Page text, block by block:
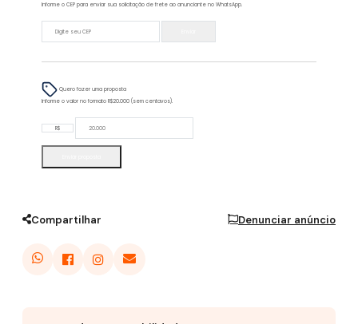
Informe o CEP para enviar sua solicitação de frete ao anunciante no WhatsApp.
Quero fazer uma proposta
Informe o valor no formato R$20.000 (sem centavos).
R$
Compartilhar Denunciar anúncio